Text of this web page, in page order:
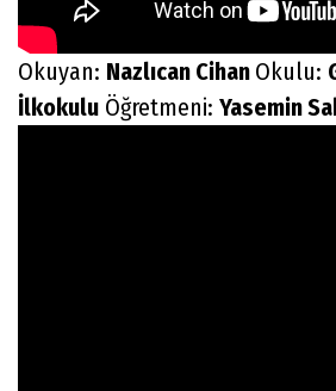
Okuyan: Nazlıcan Cihan Okulu:
İlkokulu Öğretmeni: Yasemin